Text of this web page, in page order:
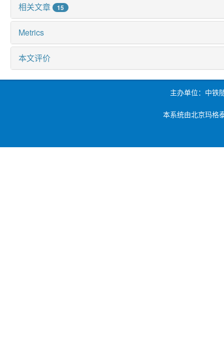
相关文章 15
Metrics
本文评价
主办单位：中铁
本系统由北京玛格